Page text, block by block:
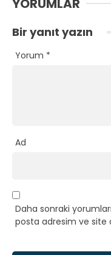
YORUMLAR
Bir yanıt yazın
Yorum *
Ad
Daha sonraki
posta adresim ve site